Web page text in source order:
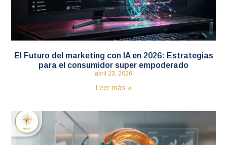
El Futuro del marketing con IA en 2026: Estrategias
para el consumidor super empoderado
abril 23, 2026
Leer más »